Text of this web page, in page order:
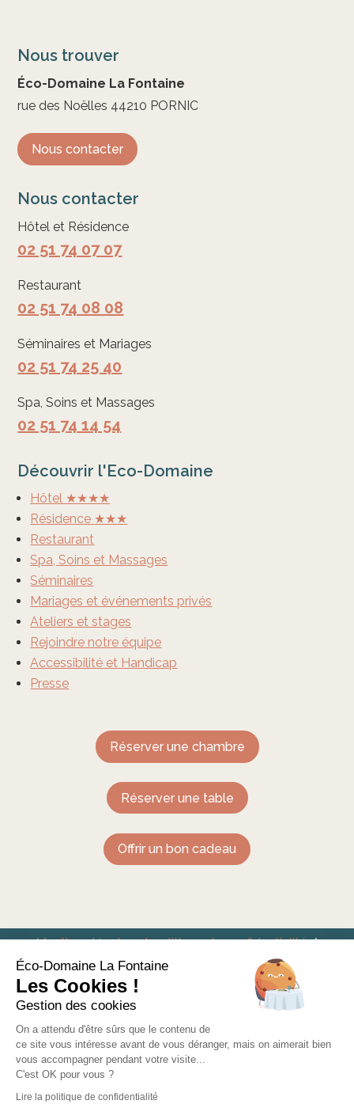
Nous trouver
Éco-Domaine La Fontaine
rue des Noëlles 44210 PORNIC
Nous contacter
Nous contacter
Hôtel et Résidence
02 51 74 07 07
Restaurant
02 51 74 08 08
Séminaires et Mariages
02 51 74 25 40
Spa, Soins et Massages
02 51 74 14 54
Découvrir l'Eco-Domaine
Hôtel ★★★★
Résidence ★★★
Restaurant
Spa, Soins et Massages
Séminaires
Mariages et événements privés
Ateliers et stages
Rejoindre notre équipe
Accessibilité et Handicap
Presse
Réserver une chambre
Réserver une table
Offrir un bon cadeau
Mentions légales et politique de confidentialité/
Conditions générales de vente
Eco-Domaine La Fontaine – Hôtel Restaurant à
Éco-Domaine La Fontaine
Les Cookies !
Gestion des cookies
On a attendu d'être sûrs que le contenu de
ce site vous intéresse avant de vous déranger, mais on aimerait bien
vous accompagner pendant votre visite...
C'est OK pour vous ?
Lire la politique de confidentialité